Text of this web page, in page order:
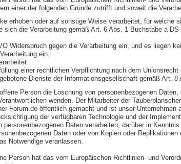
einer der folgenden Gründe zutrifft und soweit die
erhoben oder auf sonstige Weise verarbeitet, für welche
sich die Verarbeitung gemäß Art. 6 Abs. 1 Buchstabe a
Widerspruch gegen die Verarbeitung ein, und es liegen
ein.
einer rechtlichen Verpflichtung nach dem
Dienste der Informationsgesellschaft gemäß Art. 8
Person die Löschung von personenbezogenen
wenden. Der Mitarbeiter der
Forum.de öffentlich gemacht und ist unser
der verfügbaren Technologie und der
Daten verarbeiten, darüber in
Daten oder von Kopien oder
Notwendige veranlassen.
Person hat das vom Europäischen Richtlinien- und